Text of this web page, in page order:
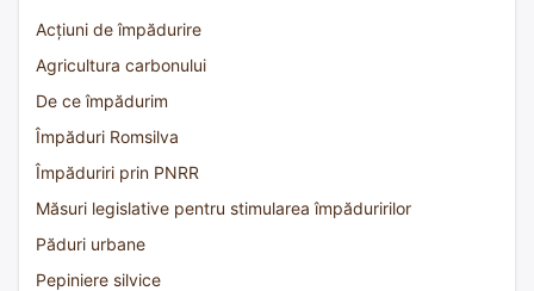
Acțiuni de împădurire
Agricultura carbonului
De ce împădurim
Împăduri Romsilva
Împăduriri prin PNRR
Măsuri legislative pentru stimularea împăduririlor
Păduri urbane
Pepiniere silvice